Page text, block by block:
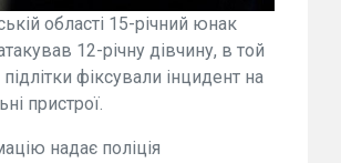
області 15-річний юнак
12-річну дівчину, в той
підлітки фіксували інцидент на
пристрої.
надає поліція